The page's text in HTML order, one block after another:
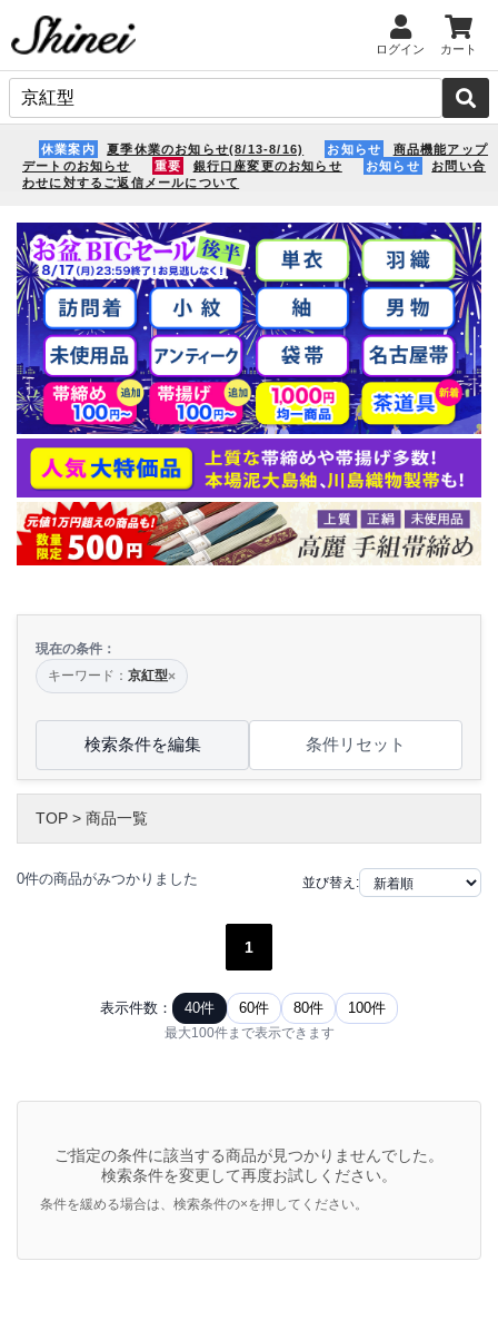
ログイン カート
休業案内 夏季休業のお知らせ(8/13-8/16) お知らせ
商品機能アップ
デートのお知らせ
重要 銀行口座変更のお知らせ お知らせ
お問い合
わせに対するご返信メールについて
現在の条件：
キーワード： 京紅型×
検索条件を編集 条件リセット
TOP > 商品一覧
0件の商品がみつかりました 並び替え:
1
表示件数： 40件 60件 80件 100件
最大100件まで表示できます
ご指定の条件に該当する商品が見つかりませんでした。
検索条件を変更して再度お試しください。
条件を緩める場合は、検索条件の×を押してください。